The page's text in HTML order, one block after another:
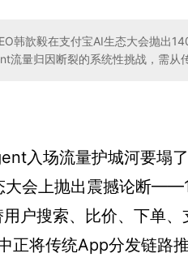
韩歆毅在支付宝AI生态大会抛出
流量归因断裂的系统性挑战，需从
入场流量护城河要塌
大会上抛出震撼论断
户搜索、比价、下单
正将传统App分发链路